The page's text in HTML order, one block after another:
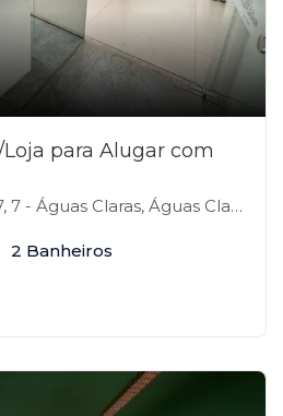
para Alugar com
Águas Claras, Águas Claras-DF
2 Banheiros